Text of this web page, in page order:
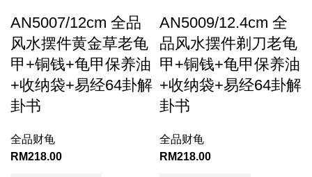
AN5007/12cm 全品
风水摆件黄金草老龟
甲+铜钱+龟甲保养油
+收纳袋+易经64卦解
卦书
全品财龟
RM218.00
AN5009/12.4cm 全
品风水摆件剃刀老龟
甲+铜钱+龟甲保养油
+收纳袋+易经64卦解
卦书
全品财龟
RM218.00